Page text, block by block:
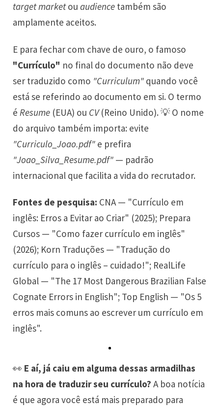
target marketouaudience também são
amplamente aceitos.
E para fechar com chave de ouro, o famoso
"Currículo" no final do documento não deve
ser traduzido como "Curriculum" quando você
está se referindo ao documento em si. O termo
é Resume (EUA) ou CV(Reino Unido). 💡 O nome
do arquivo também importa: evite
"Curriculo_Joao.pdf" e prefira
"Joao_Silva_Resume.pdf" — padrão
internacional que facilita a vida do recrutador.
Fontes de pesquisa: CNA — "Currículo em
inglês: Erros a Evitar ao Criar" (2025); Prepara
Cursos — "Como fazer currículo em inglês"
(2026); Korn Traduções — "Tradução do
currículo para o inglês – cuidado!"; RealLife
Global — "The 17 Most Dangerous Brazilian False
Cognate Errors in English"; Top English — "Os 5
erros mais comuns ao escrever um currículo em
inglês".
👀 E aí, já caiu em alguma dessas armadilhas
na hora de traduzir seu currículo? A boa notícia
é que agora você está mais preparado para